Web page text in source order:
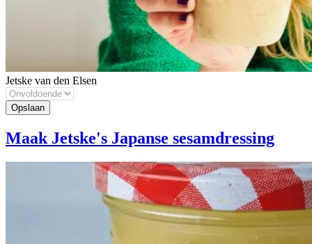
Jetske van den Elsen
Maak Jetske's Japanse sesamdressing